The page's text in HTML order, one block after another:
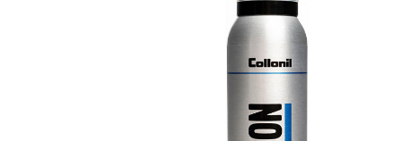
Spray anti-odeur pour
baskets et textiles
Pour les chaussures de sport, les baskets,